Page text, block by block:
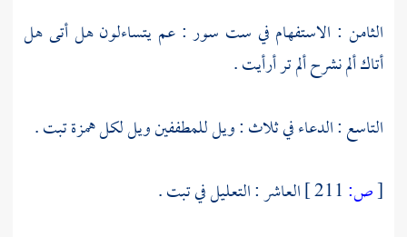
الثامن : الاستفهام في ست سور : عم يتساءلون هل أتى هل
أتاك ألم نشرح ألم تر أرأيت .
التاسع : الدعاء في ثلاث : ويل للمطففين ويل لكل همزة تبت .
[ص:
العاشر : التعليل في تبت .